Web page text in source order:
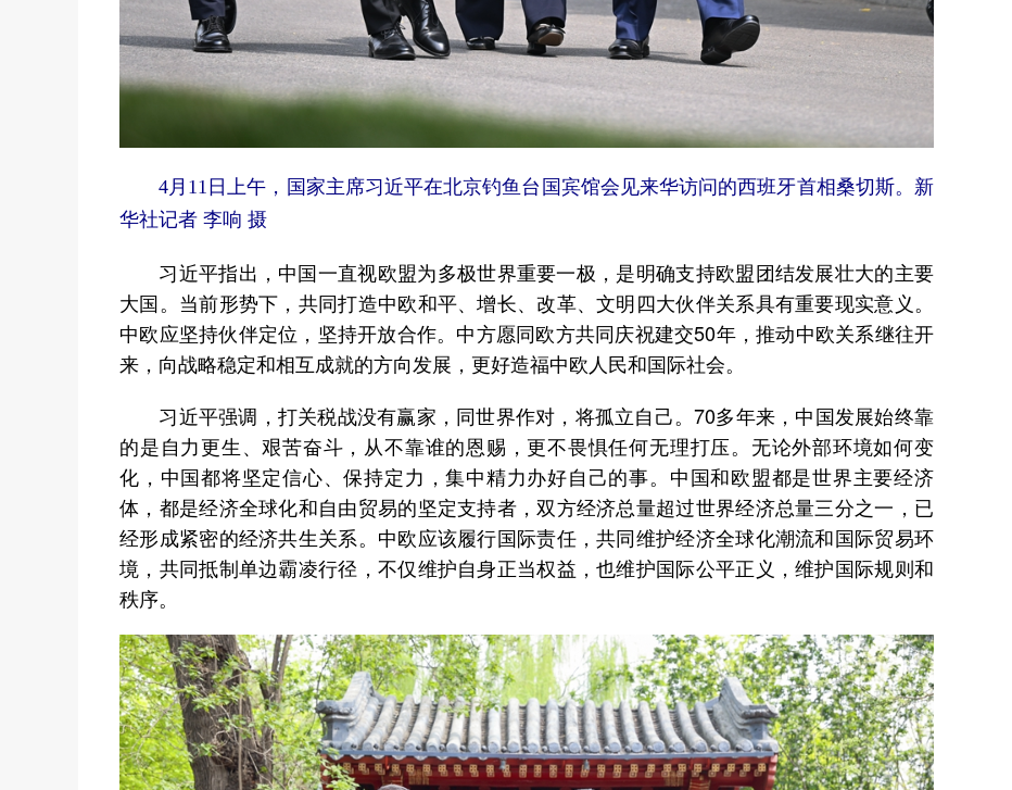
4月11日上午，国家主席习近平在北京钓鱼台国宾馆会见来华访问的西班牙首相桑切斯。新
华社记者 李响 摄
习近平指出，中国一直视欧盟为多极世界重要一极，是明确支持欧盟团结发展壮大的主要
大国。当前形势下，共同打造中欧和平、增长、改革、文明四大伙伴关系具有重要现实意义。
中欧应坚持伙伴定位，坚持开放合作。中方愿同欧方共同庆祝建交50年，推动中欧关系继往开
来，向战略稳定和相互成就的方向发展，更好造福中欧人民和国际社会。
习近平强调，打关税战没有赢家，同世界作对，将孤立自己。70多年来，中国发展始终靠
的是自力更生、艰苦奋斗，从不靠谁的恩赐，更不畏惧任何无理打压。无论外部环境如何变
化，中国都将坚定信心、保持定力，集中精力办好自己的事。中国和欧盟都是世界主要经济
体，都是经济全球化和自由贸易的坚定支持者，双方经济总量超过世界经济总量三分之一，已
经形成紧密的经济共生关系。中欧应该履行国际责任，共同维护经济全球化潮流和国际贸易环
境，共同抵制单边霸凌行径，不仅维护自身正当权益，也维护国际公平正义，维护国际规则和
秩序。